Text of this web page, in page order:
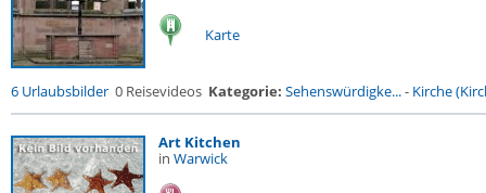
Karte
6 Urlaubsbilder 0 Reisevideos Kategorie: Sehenswürdigke...- Kirche
Art Kitchen
in Warwick